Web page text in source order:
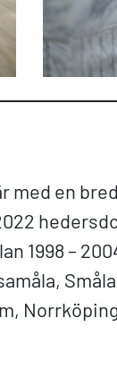
med en
1998 –